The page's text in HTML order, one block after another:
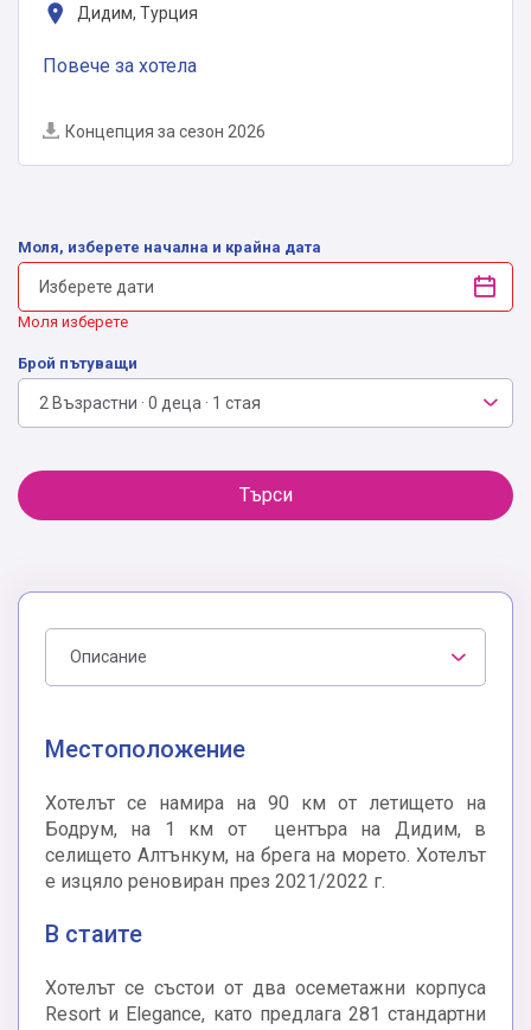
Дидим, Турция
Повече за хотела
Концепция за сезон 2026
Моля, изберете начална и крайна дата
Моля изберете
Брой пътуващи
2 Възрастни · 0 деца · 1 стая
Търси
Описание
Местоположение
Хотелът се намира на 90 км от летището на
Бодрум, на 1 км от центъра на Дидим, в
селището Алтънкум, на брега на морето. Хотелът
е изцяло реновиран през 2021/2022 г.
В стаите
Хотелът се състои от два осеметажни корпуса
Resort и Elegance, като предлага 281 стандартни